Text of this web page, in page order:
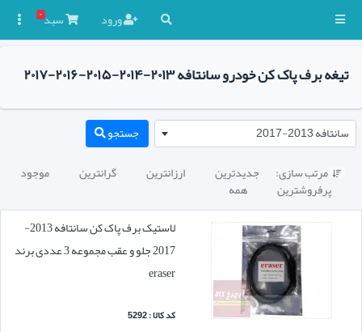
ورود سبد۰
تیغه برف پاک کن خودرو سانتافه ۲۰۱۳-۲۰۱۴-۲۰۱۵-۲۰۱۶-۲۰۱۷
سانتافه 2013-2017 جستجو
 مرتب سازی: جدیدترین ارزانترین گرانترین موجود
پرفروشترین
همه
لاستیک برف پاک کن سانتافه 2013-
2017 جلو و عقب مجموعه 3 عددی برند
eraser
کد کالا : 5292